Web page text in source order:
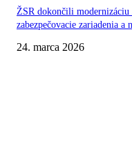
ŽSR dokončili
zabezpečovacie zariadenia
24. marca 2026